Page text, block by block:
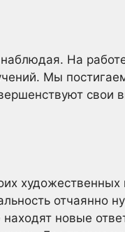
На
Мы
свои
художественных
отчаянно
новые